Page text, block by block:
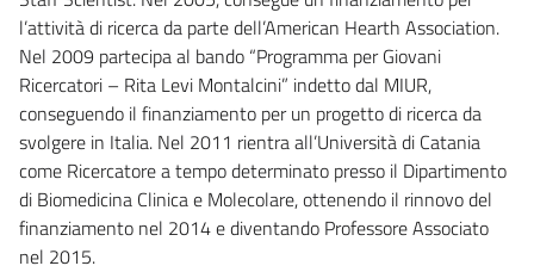
l’attività di ricerca da parte dell’American Hearth Association.
Nel 2009 partecipa al bando “Programma per Giovani
Ricercatori – Rita Levi Montalcini” indetto dal MIUR,
conseguendo il finanziamento per un progetto di ricerca da
svolgere in Italia. Nel 2011 rientra all’Università di Catania
come Ricercatore a tempo determinato presso il Dipartimento
di Biomedicina Clinica e Molecolare, ottenendo il rinnovo del
finanziamento nel 2014 e diventando Professore Associato
nel 2015.